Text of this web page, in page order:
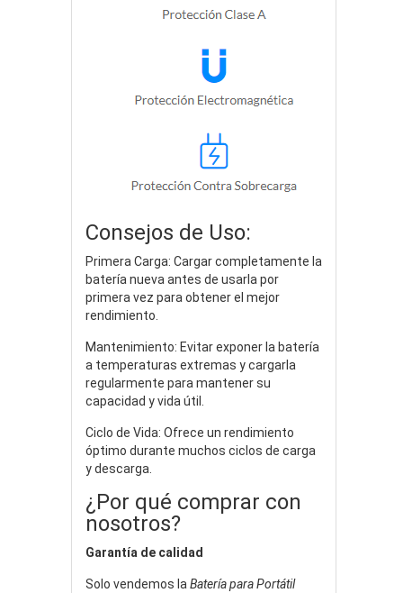
Consejos de Uso:
Primera Carga: Cargar completamente la
batería nueva antes de usarla por
primera vez para obtener el mejor
rendimiento.
Mantenimiento: Evitar exponer la batería
a temperaturas extremas y cargarla
regularmente para mantener su
capacidad y vida útil.
Ciclo de Vida: Ofrece un rendimiento
óptimo durante muchos ciclos de carga
y descarga.
¿Por qué comprar con
nosotros?
Garantía de calidad
Solo vendemos la Batería para Portátil